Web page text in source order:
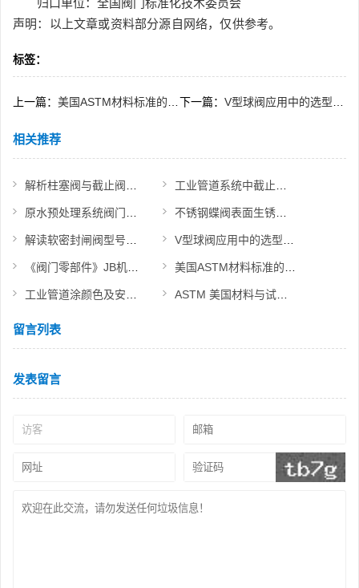
归口单位：全国阀门标准化技术委员会
声明：以上文章或资料部分源自网络，仅供参考。
标签：
上一篇： 美国ASTM材料标准的编号方法 下一篇： V型球阀应用中的选型设计与性能标准综述
相关推荐
留言列表
发表留言